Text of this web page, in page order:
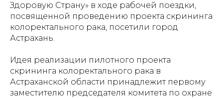
Здоровую Страну» в ходе рабочей поездки,
посвященной проведению проекта скрининга
колоректального рака, посетили город
Астрахань.
Идея реализации пилотного проекта
скрининга колоректального рака в
Астраханской области принадлежит первому
заместителю председателя комитета по охране